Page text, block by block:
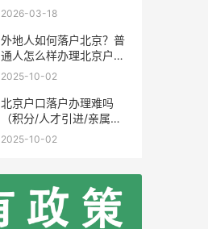
2026-03-18
外地人如何落户北京？普
通人怎么样办理北京户
口？
2025-10-02
北京户口落户办理难吗
（积分/人才引进/亲属投
靠）
2025-10-02